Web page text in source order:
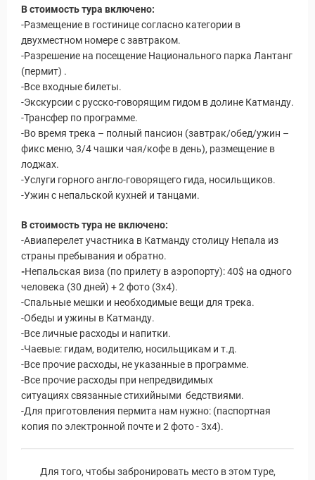
Путеводитель по
В стоимость тура включено:
-Размещение в гостинице согласно категории в
двухместном номере с завтраком.
-Разрешение на посещение Национального парка Лантанг
(пермит) .
-Все входные билеты.
-Экскурсии с русско-говорящим гидом в долине Катманду.
-Трансфер по программе.
-Во время трека – полный пансион (завтрак/обед/ужин –
фикс меню, 3/4 чашки чая/кофе в день), размещение в
лоджах.
-Услуги горного англо-говорящего гида, носильщиков.
-Ужин с непальской кухней и танцами.
В стоимость тура не включено:
-Авиаперелет участника в Катманду столицу Непала из
страны пребывания и обратно.
-Непальская виза (по прилету в аэропорту): 40$ на одного
человека (30 дней) + 2 фото (3х4).
-Спальные мешки и необходимые вещи для трека.
-Обеды и ужины в Катманду.
-Все личные расходы и напитки.
-Чаевые: гидам, водителю, носильщикам и т.д.
-Все прочие расходы, не указанные в программе.
-Все прочие расходы при непредвидимых
ситуациях связанные стихийными бедствиями.
-Для приготовления пермита нам нужно: (паспортная
копия по электронной почте и 2 фото - 3х4).
Для того, чтобы забронировать место в этом туре,